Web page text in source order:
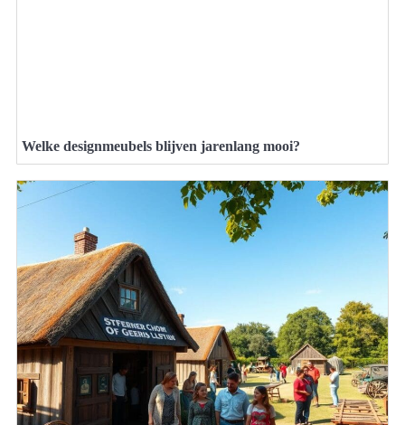
Welke designmeubels blijven jarenlang mooi?